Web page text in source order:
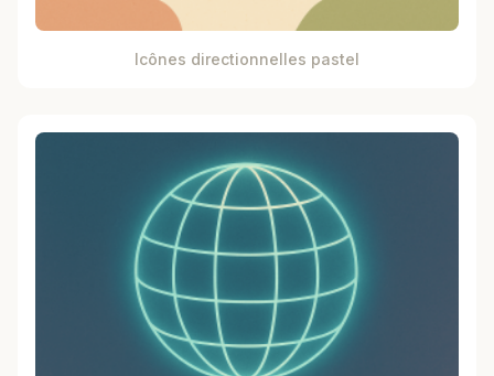
Icônes directionnelles pastel